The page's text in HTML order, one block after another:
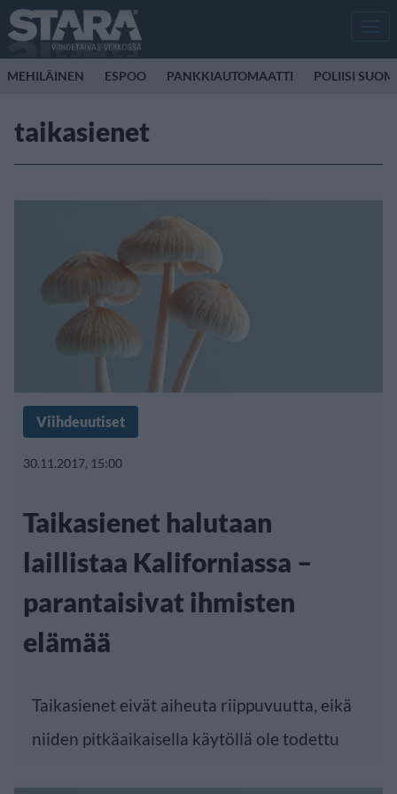
MEHILÄINEN ESPOO PANKKIAUTOMAATTI POLIISI
taikasienet
Viihdeuutiset
30.11.2017, 15:00
Taikasienet halutaan
laillistaa Kaliforniassa –
parantaisivat ihmisten
elämää
Taikasienet eivät aiheuta riippuvuutta, eikä
niiden pitkäaikaisella käytöllä ole todettu